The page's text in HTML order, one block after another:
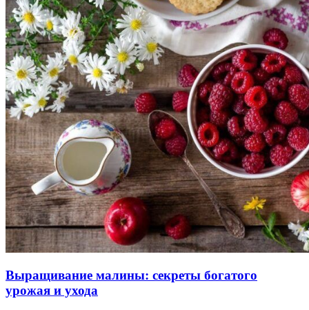
Выращивание малины: секреты богатого
урожая и ухода